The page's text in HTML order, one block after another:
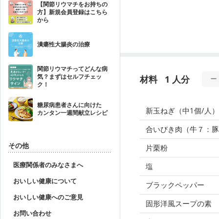
【関節リウマチをお持ちの
方】新規会員登録はこちら
から
潰瘍性大腸炎の治療
関節リウマチってどんな病
気？まずはセルフチェッ
ク！
糖尿病患者さんに向けた
カンタン一週間献立レシピ
その他
医療関係者のみなさまへ
おいしい健康について
おいしい健康へのご意見
お問い合わせ
材料 1 人分
新玉ねぎ（中1個/人）
合いびき肉（牛７：豚
片栗粉
塩
ブラックペッパー
固形洋風スープの素